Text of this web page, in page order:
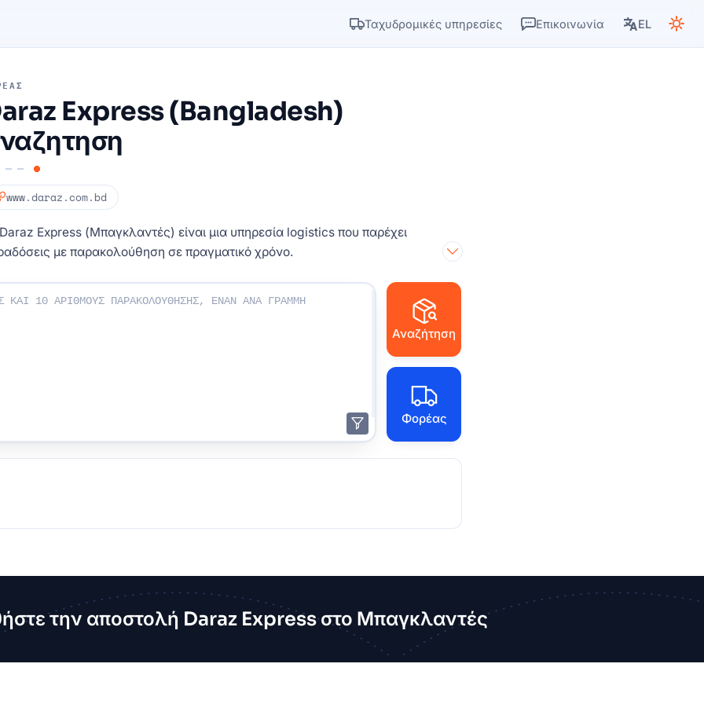
Ταχυδρομικές υπηρεσίες Επικοινωνία EL
Express (Bangladesh)
www.daraz.com.bd
Express (Μπαγκλαντές) είναι μια υπηρεσία logistics που παρέχει
με παρακολούθηση σε πραγματικό χρόνο.
παρακολούθησης:
Αναζήτηση
Φορέας
την αποστολή Daraz Express στο Μπαγκλαντές